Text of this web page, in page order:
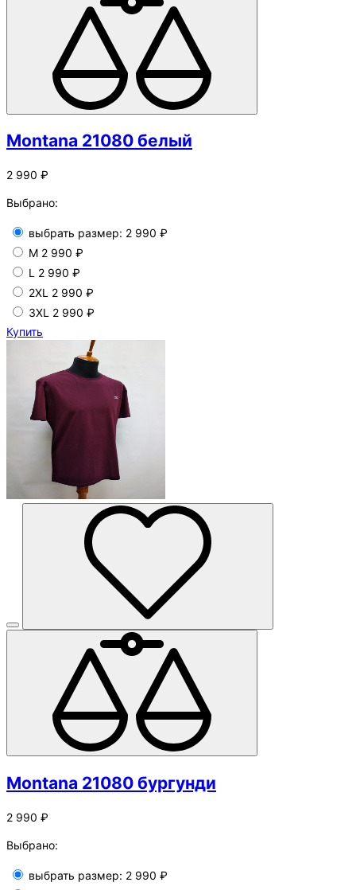
Montana 21080 белый
2 990 ₽
Выбрано:
выбрать размер: 2 990 ₽
M 2 990 ₽
L 2 990 ₽
2XL 2 990 ₽
3XL 2 990 ₽
Купить
Montana 21080 бургунди
2 990 ₽
Выбрано:
выбрать размер: 2 990 ₽